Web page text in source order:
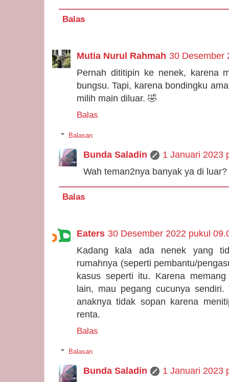
Balas
Mutia Nurul Rahmah 30 Desember
Pernah dititipin ke nenek, karena
bungsu. Tapi, karena bondingku
milih main diluar. 🤣
Balas
Balasan
Bunda Saladin
1 Januari 2023
Wah teman2nya banyak ya di luar?
Balas
Eaters 30 Desember 2022 pukul
Kadang kala ada nenek yang
rumahnya (seperti pembantu/
kasus seperti itu. Karena
lain, mau pegang cucunya
anaknya tidak sopan karena
renta.
Balas
Balasan
Bunda Saladin
1 Januari 2023